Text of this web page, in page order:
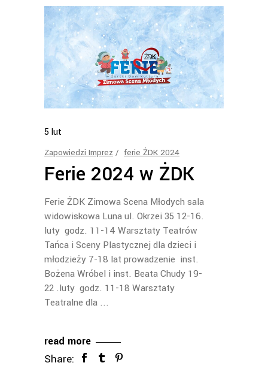
5 lut
Zapowiedzi Imprez ferie ŻDK 2024
Ferie 2024 w ŻDK
Ferie ŻDK Zimowa Scena Młodych sala
widowiskowa Luna ul. Okrzei 35 12-16.
luty godz. 11-14 Warsztaty Teatrów
Tańca i Sceny Plastycznej dla dzieci i
młodzieży 7-18 lat prowadzenie inst.
Bożena Wróbel i inst. Beata Chudy 19-
22 .luty godz. 11-18 Warsztaty
Teatralne dla
read more
Share: